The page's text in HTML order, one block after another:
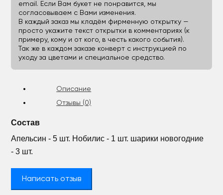
email. Если Вам букет не понравится, мы
согласовываем с Вами изменения.
В каждый заказ мы кладём фирменную открытку —
просто укажите текст открытки в комментариях (к
примеру, кому и от кого, в честь какого события).
Так же в каждом заказе конверт с инструкцией по
уходу за цветами и специальное средство.
Описание
Отзывы (0)
Состав
Апельсин - 5 шт. Нобилис - 1 шт. шарики новогодние
- 3 шт.
Написать отзыв